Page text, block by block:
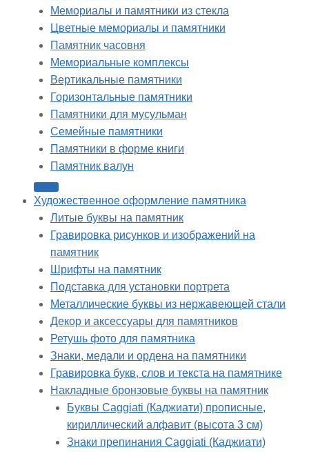
Мемориалы и памятники из стекла
Цветные мемориалы и памятники
Памятник часовня
Мемориальные комплексы
Вертикальные памятники
Горизонтальные памятники
Памятники для мусульман
Семейные памятники
Памятники в форме книги
Памятник валун
Художественное оформление памятника
Литые буквы на памятник
Гравировка рисунков и изображений на
памятник
Шрифты на памятник
Подставка для установки портрета
Металлические буквы из нержавеющей стали
Декор и аксессуары для памятников
Ретушь фото для памятника
Знаки, медали и ордена на памятники
Гравировка букв, слов и текста на памятнике
Накладные бронзовые буквы на памятник
Буквы Caggiati (Каджиати) прописные,
кириллический алфавит (высота 3 см)
Знаки препинания Caggiati (Каджиати)